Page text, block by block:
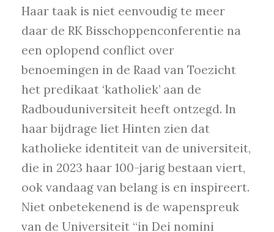
Haar taak is niet eenvoudig te meer
daar de RK Bisschoppenconferentie na
een oplopend conflict over
benoemingen in de Raad van Toezicht
het predikaat ‘katholiek’ aan de
Radbouduniversiteit heeft ontzegd. In
haar bijdrage liet Hinten zien dat
katholieke identiteit van de universiteit,
die in 2023 haar 100-jarig bestaan viert,
ook vandaag van belang is en inspireert.
Niet onbetekenend is de wapenspreuk
van de Universiteit “in Dei nomini